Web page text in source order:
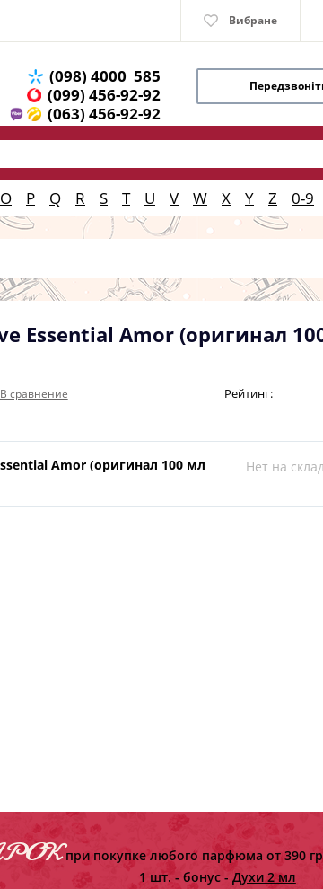
Вибране
(098) 4000 585
(099) 456-92-92
(063) 456-92-92
O P Q R S T U V W X Y Z 0-9
Essential Amor (оригинал
Рейтинг:
Amor (оригинал 100 мл
Нет на
при покупке любого парфюма от 390
1 шт. - бонус - Духи 2 мл